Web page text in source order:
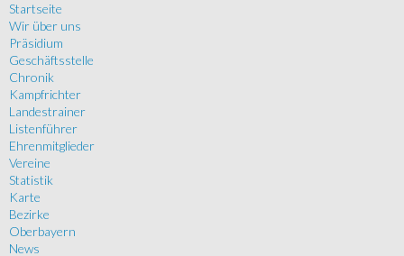
Startseite
Wir über uns
Präsidium
Geschäftsstelle
Chronik
Kampfrichter
Landestrainer
Listenführer
Ehrenmitglieder
Vereine
Statistik
Karte
Bezirke
Oberbayern
News